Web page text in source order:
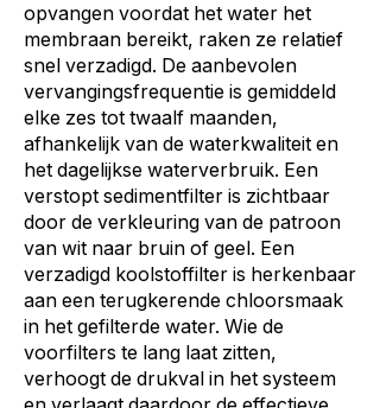
opvangen voordat het water het
membraan bereikt, raken ze relatief
snel verzadigd. De aanbevolen
vervangingsfrequentie is gemiddeld
elke zes tot twaalf maanden,
afhankelijk van de waterkwaliteit en
het dagelijkse waterverbruik. Een
verstopt sedimentfilter is zichtbaar
door de verkleuring van de patroon
van wit naar bruin of geel. Een
verzadigd koolstoffilter is herkenbaar
aan een terugkerende chloorsmaak
in het gefilterde water. Wie de
voorfilters te lang laat zitten,
verhoogt de drukval in het systeem